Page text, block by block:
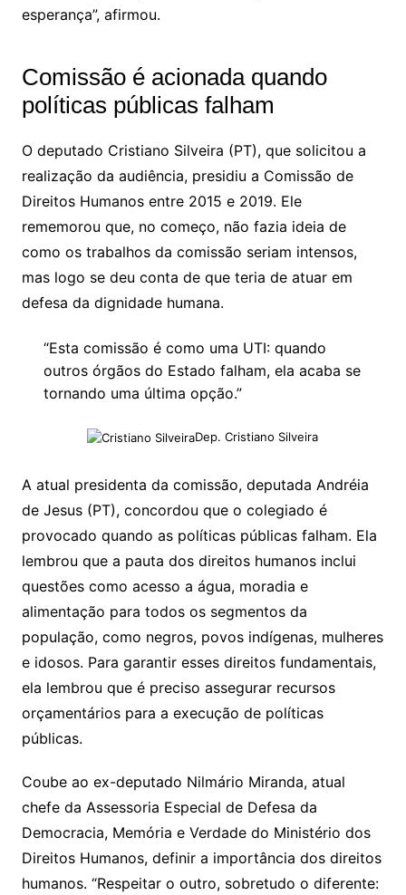
esperança”, afirmou.
Comissão é acionada quando
políticas públicas falham
O deputado Cristiano Silveira (PT), que solicitou a
realização da audiência, presidiu a Comissão de
Direitos Humanos entre 2015 e 2019. Ele
rememorou que, no começo, não fazia ideia de
como os trabalhos da comissão seriam intensos,
mas logo se deu conta de que teria de atuar em
defesa da dignidade humana.
“Esta comissão é como uma UTI: quando
outros órgãos do Estado falham, ela acaba se
tornando uma última opção.”
Dep. Cristiano Silveira
A atual presidenta da comissão, deputada Andréia
de Jesus (PT), concordou que o colegiado é
provocado quando as políticas públicas falham. Ela
lembrou que a pauta dos direitos humanos inclui
questões como acesso a água, moradia e
alimentação para todos os segmentos da
população, como negros, povos indígenas, mulheres
e idosos. Para garantir esses direitos fundamentais,
ela lembrou que é preciso assegurar recursos
orçamentários para a execução de políticas
públicas.
Coube ao ex-deputado Nilmário Miranda, atual
chefe da Assessoria Especial de Defesa da
Democracia, Memória e Verdade do Ministério dos
Direitos Humanos, definir a importância dos direitos
humanos. “Respeitar o outro, sobretudo o diferente: